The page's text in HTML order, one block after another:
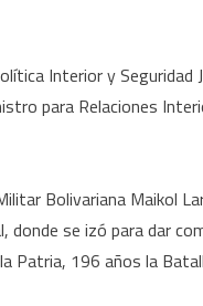
Interior y Seguridad
para Relaciones
Bolivariana Maikol
se izó para dar
Patria, 196 años la